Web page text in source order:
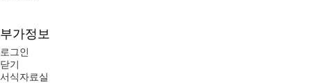
부가정보
로그인
닫기
서식자료실